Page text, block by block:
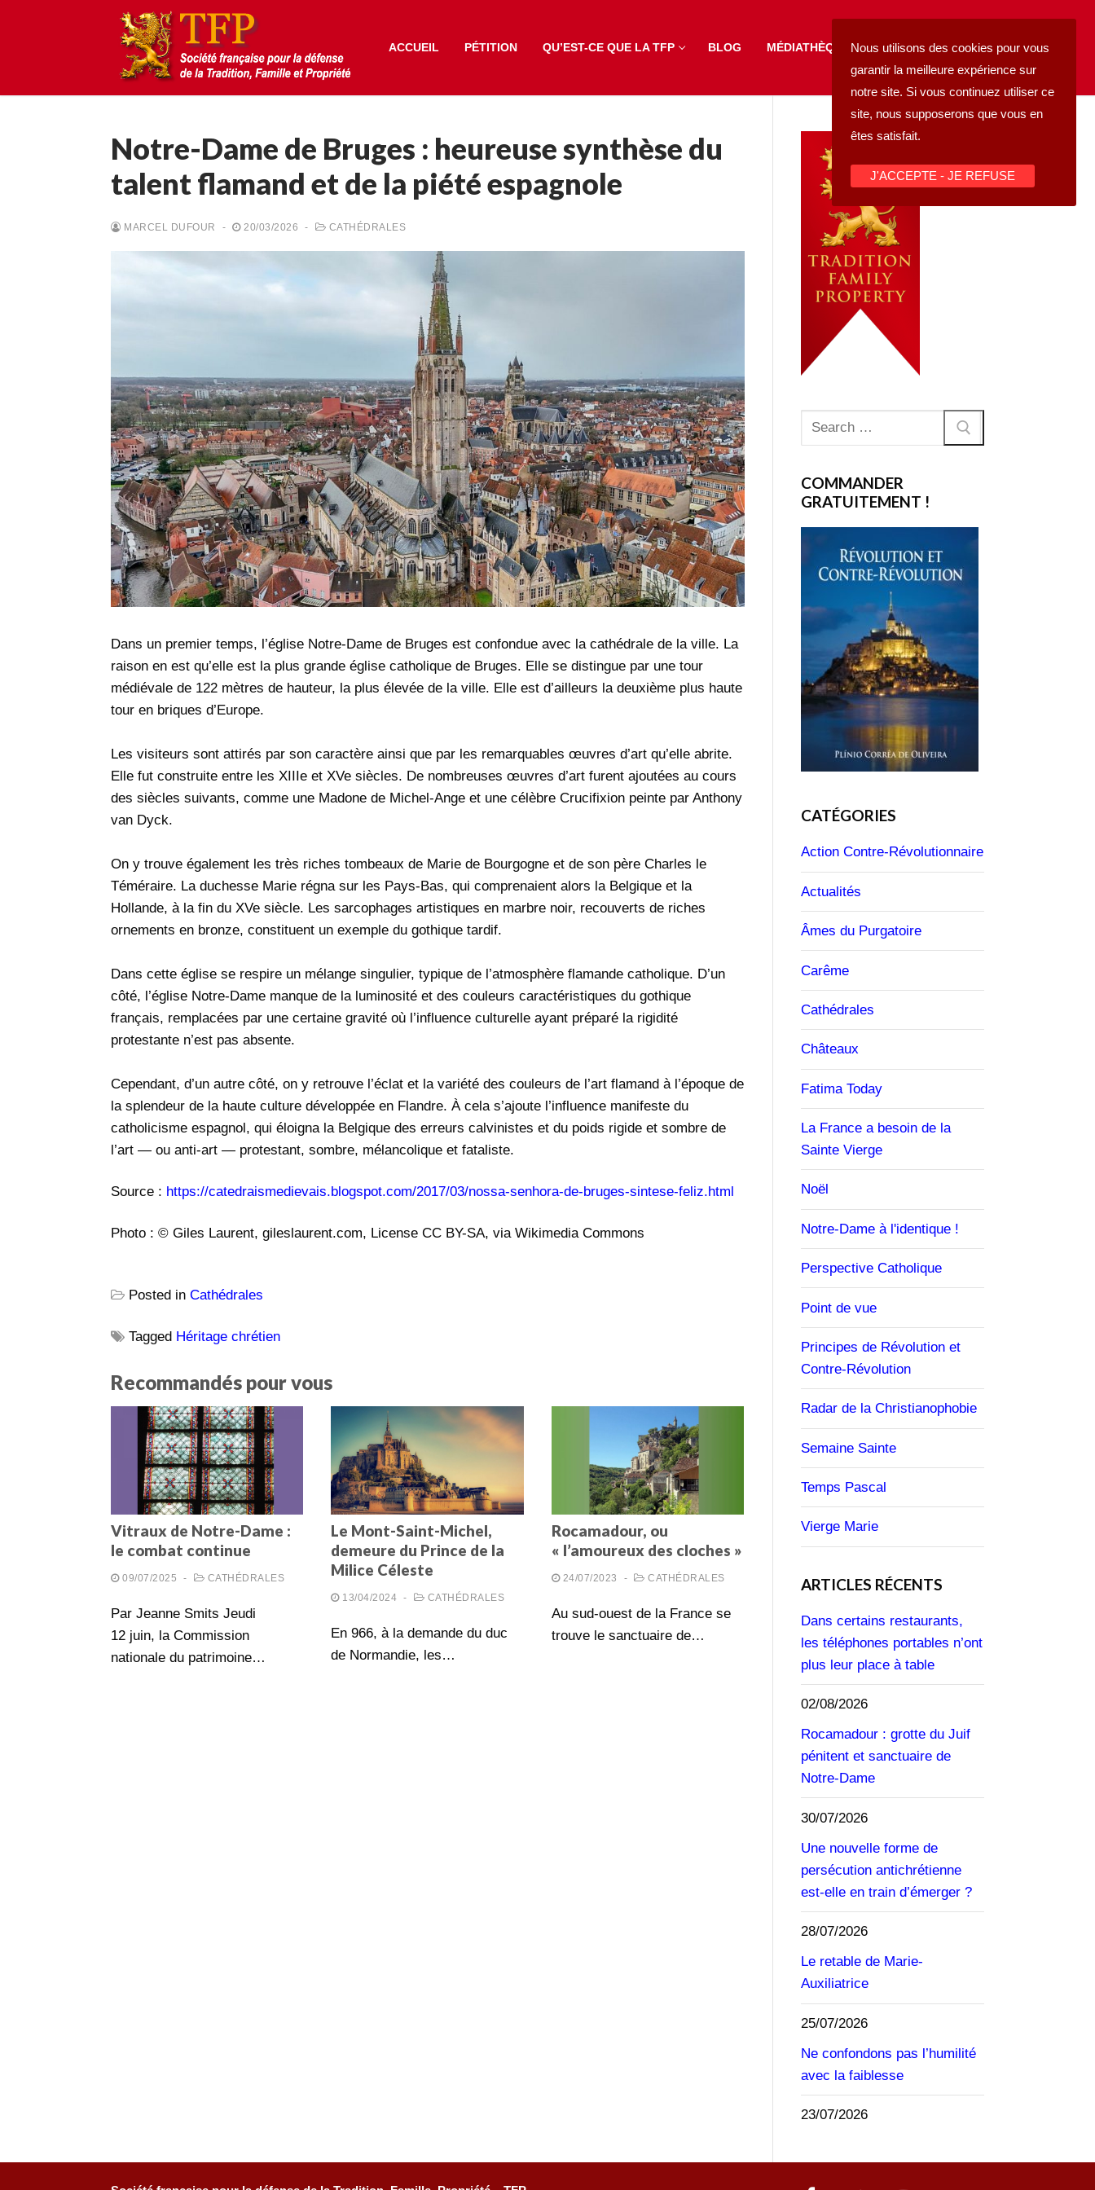
ACCUEIL PÉTITION QU’EST-CE QUE LA TFP BLOG MÉDIATHÈQUE FAIRE UN DON
Rechercher
Notre-Dame de Bruges : heureuse synthèse du
talent flamand et de la piété espagnole
MARCEL DUFOUR - 20/03/2026 - CATHÉDRALES
Dans un premier temps, l’église Notre-Dame de Bruges est confondue avec la cathédrale de la ville. La
raison en est qu’elle est la plus grande église catholique de Bruges. Elle se distingue par une tour
médiévale de 122 mètres de hauteur, la plus élevée de la ville. Elle est d’ailleurs la deuxième plus haute
tour en briques d’Europe.
Les visiteurs sont attirés par son caractère ainsi que par les remarquables œuvres d’art qu’elle abrite.
Elle fut construite entre les XIIIe et XVe siècles. De nombreuses œuvres d’art furent ajoutées au cours
des siècles suivants, comme une Madone de Michel-Ange et une célèbre Crucifixion peinte par Anthony
van Dyck.
On y trouve également les très riches tombeaux de Marie de Bourgogne et de son père Charles le
Téméraire. La duchesse Marie régna sur les Pays-Bas, qui comprenaient alors la Belgique et la
Hollande, à la fin du XVe siècle. Les sarcophages artistiques en marbre noir, recouverts de riches
ornements en bronze, constituent un exemple du gothique tardif.
Dans cette église se respire un mélange singulier, typique de l’atmosphère flamande catholique. D’un
côté, l’église Notre-Dame manque de la luminosité et des couleurs caractéristiques du gothique
français, remplacées par une certaine gravité où l’influence culturelle ayant préparé la rigidité
protestante n’est pas absente.
Cependant, d’un autre côté, on y retrouve l’éclat et la variété des couleurs de l’art flamand à l’époque de
la splendeur de la haute culture développée en Flandre. À cela s’ajoute l’influence manifeste du
catholicisme espagnol, qui éloigna la Belgique des erreurs calvinistes et du poids rigide et sombre de
l’art — ou anti-art — protestant, sombre, mélancolique et fataliste.
Source : https://catedraismedievais.blogspot.com/2017/03/nossa-senhora-de-bruges-sintese-feliz.html
Photo : © Giles Laurent, gileslaurent.com, License CC BY-SA, via Wikimedia Commons
Posted in Cathédrales
Tagged Héritage chrétien
Recommandés pour vous
Vitraux de Notre-Dame :
le combat continue
09/07/2025 - CATHÉDRALES
Par Jeanne Smits Jeudi
12 juin, la Commission
nationale du patrimoine…
Le Mont-Saint-Michel,
demeure du Prince de la
Milice Céleste
13/04/2024 - CATHÉDRALES
En 966, à la demande du duc
de Normandie, les…
Rocamadour, ou
« l’amoureux des cloches »
24/07/2023 - CATHÉDRALES
Au sud-ouest de la France se
trouve le sanctuaire de…
Rechercher
:
COMMANDER
GRATUITEMENT !
CATÉGORIES
Action Contre-Révolutionnaire
Actualités
Âmes du Purgatoire
Carême
Cathédrales
Châteaux
Fatima Today
La France a besoin de la
Sainte Vierge
Noël
Notre-Dame à l'identique !
Perspective Catholique
Point de vue
Principes de Révolution et
Contre-Révolution
Radar de la Christianophobie
Semaine Sainte
Temps Pascal
Vierge Marie
ARTICLES RÉCENTS
Dans certains restaurants,
les téléphones portables n’ont
plus leur place à table
02/08/2026
Rocamadour : grotte du Juif
pénitent et sanctuaire de
Notre-Dame
30/07/2026
Une nouvelle forme de
persécution antichrétienne
est-elle en train d’émerger ?
28/07/2026
Le retable de Marie-
Auxiliatrice
25/07/2026
Ne confondons pas l’humilité
avec la faiblesse
23/07/2026
Nous utilisons des cookies pour vous
garantir la meilleure expérience sur
notre site. Si vous continuez utiliser ce
site, nous supposerons que vous en
êtes satisfait.
J'ACCEPTE - JE REFUSE